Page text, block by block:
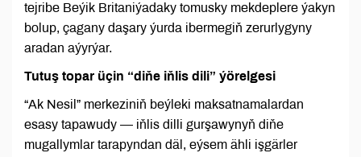
tejribe Beýik Britaniýadaky tomusky mekdeplere ýakyn
bolup, çagany daşary ýurda ibermegiň zerurlygyny
aradan aýyrýar.
Tutuş topar üçin “diňe iňlis dili” ýörelgesi
“Ak Nesil” merkeziniň beýleki maksatnamalardan
esasy tapawudy — iňlis dilli gurşawynyň diňe
mugallymlar tarapyndan däl, eýsem ähli işgärler